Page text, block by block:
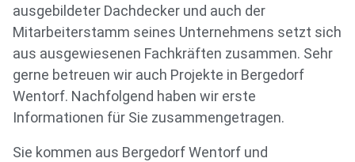
ausgebildeter Dachdecker und auch der
Mitarbeiterstamm seines Unternehmens setzt sich
aus ausgewiesenen Fachkräften zusammen. Sehr
gerne betreuen wir auch Projekte in Bergedorf
Wentorf. Nachfolgend haben wir erste
Informationen für Sie zusammengetragen.
Sie kommen aus Bergedorf Wentorf und